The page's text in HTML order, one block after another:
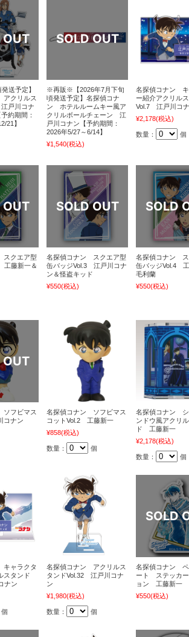
送予定】
クリルス
戸川コナ
約期間：
21】
※再販※【2026年7月下旬
頃発送予定】名探偵コナ
ン ホテルルームキー風ア
クリルボールチェーン 江
戸川コナン【予約期間：
2026年5/27～6/14】
¥1,540(税込)
名探偵コナン キ
ー紹介アクリル
Vol.7 江戸川コ
¥2,178(税込)
数量： 個
クエア型
工藤新一＆
名探偵コナン スクエア型
缶バッジVol.3 江戸川コナ
ン＆怪盗キッド
¥550(税込)
名探偵コナン ス
缶バッジVol.4
毛利蘭
¥550(税込)
フビマス
コナン
名探偵コナン ソフビマス
コットVol.2 工藤新一
¥858(税込)
数量： 個
名探偵コナン シ
ンドウ風アクリ
ド 工藤新一
¥2,178(税込)
数量： 個
ャラクタ
スタンド
ナン
個
名探偵コナン アクリルス
タンドVol.32 江戸川コナ
ン
¥1,980(税込)
数量： 個
名探偵コナン ペ
ート ステッカー
ョン 工藤新一
¥550(税込)